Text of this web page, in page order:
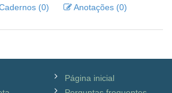
(0)
Anotações (0)
Página inicial